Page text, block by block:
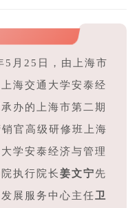
5月25日，由上海市
海交通大学安泰经
办的上海市第二期
官高级研修班上海
学安泰经济与管理
执行院长姜文宁先
展服务中心主任卫